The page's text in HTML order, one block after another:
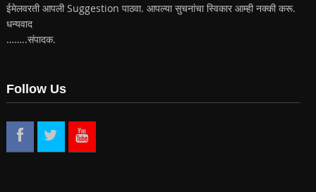
ईमेलवरती आपली Suggestion पाठवा. आपल्या सुचनांचा स्विकार आम्ही नक्की करू.
धन्यवाद
……..संपादक.
Follow Us